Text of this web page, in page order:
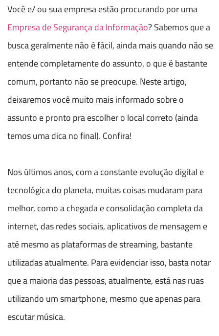
Você e/ ou sua empresa estão procurando por uma
Empresa de Segurança da Informação? Sabemos que a
busca geralmente não é fácil, ainda mais quando não se
entende completamente do assunto, o que é bastante
comum, portanto não se preocupe. Neste artigo,
deixaremos você muito mais informado sobre o
assunto e pronto pra escolher o local correto (ainda
temos uma dica no final). Confira!
Nos últimos anos, com a constante evolução digital e
tecnológica do planeta, muitas coisas mudaram para
melhor, como a chegada e consolidação completa da
internet, das redes sociais, aplicativos de mensagem e
até mesmo as plataformas de streaming, bastante
utilizadas atualmente. Para evidenciar isso, basta notar
que a maioria das pessoas, atualmente, está nas ruas
utilizando um smartphone, mesmo que apenas para
escutar música.